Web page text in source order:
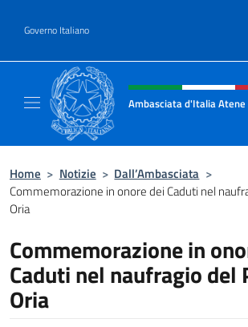
Governo Italiano
Intestazione sito,
Ambasciata d'Italia Atene
Home > Notizie > Dall’Ambasciata >
Commemorazione in onore dei Caduti nel
Oria
Commemorazione in
Caduti nel naufragio del
Oria